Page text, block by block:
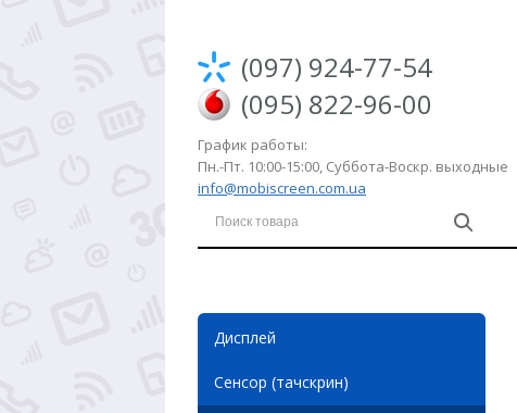
(097) 924-77-54
(095) 822-96-00
График работы:
Пн.-Пт. 10:00-15:00, Суббота-Воскр. выходные
info@mobiscreen.com.ua
Дисплей
Сенсор (тачскрин)